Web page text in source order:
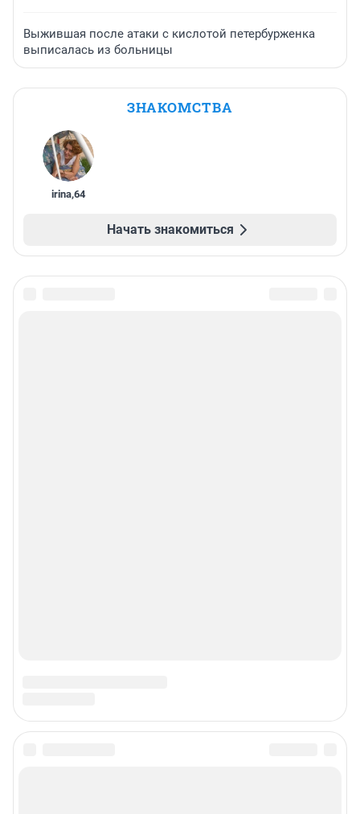
Выжившая после атаки с кислотой петербурженка
выписалась из больницы
ЗНАКОМСТВА
irina,64
Начать знакомиться